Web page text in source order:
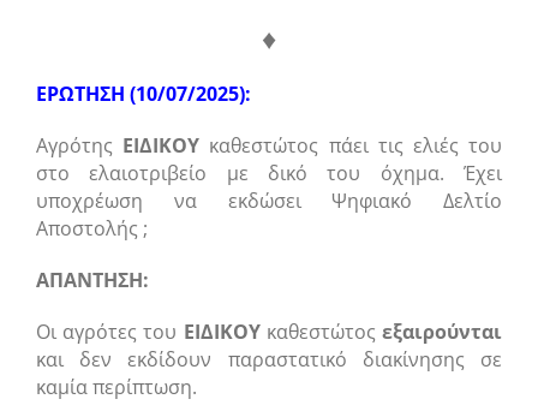
♦
ΕΡΩΤΗΣΗ (10/07/2025):
Αγρότης ΕΙΔΙΚΟΥ καθεστώτος πάει τις ελιές του
στο ελαιοτριβείο με δικό του όχημα. Έχει
υποχρέωση να εκδώσει Ψηφιακό Δελτίο
Αποστολής ;
ΑΠΑΝΤΗΣΗ:
Οι αγρότες του ΕΙΔΙΚΟΥκαθεστώτοςεξαιρούνται
και δεν εκδίδουν παραστατικό διακίνησης σε
καμία περίπτωση.